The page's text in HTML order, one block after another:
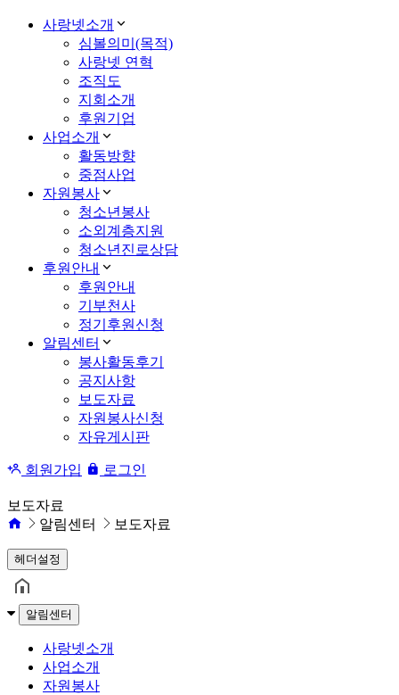
사랑넷소개
심볼의미(목적)
사랑넷 연혁
조직도
지회소개
후원기업
사업소개
활동방향
중점사업
자원봉사
청소년봉사
소외계층지원
청소년진로상담
후원안내
후원안내
기부천사
정기후원신청
알림센터
봉사활동후기
공지사항
보도자료
자원봉사신청
자유게시판
회원가입 로그인
보도자료
알림센터
보도자료
헤더설정
알림센터
사랑넷소개
사업소개
자원봉사